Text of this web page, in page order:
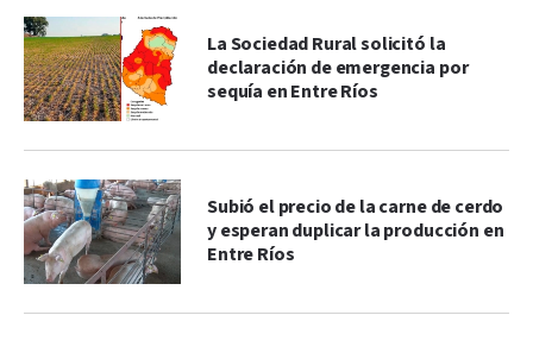
La Sociedad Rural solicitó la
declaración de emergencia por
sequía en Entre Ríos
Subió el precio de la carne de cerdo
y esperan duplicar la producción en
Entre Ríos